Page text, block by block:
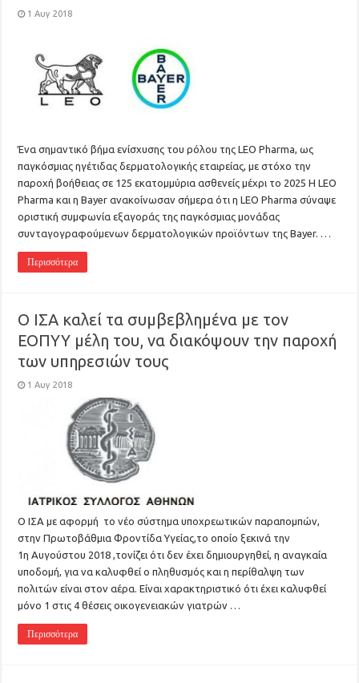
1 Αυγ 2018
Ένα σημαντικό βήμα ενίσχυσης του ρόλου της LEO Pharma, ως
παγκόσμιας ηγέτιδας δερματολογικής εταιρείας, με στόχο την
παροχή βοήθειας σε 125 εκατομμύρια ασθενείς μέχρι το 2025 Η LEO
Pharma και η Bayer ανακοίνωσαν σήμερα ότι η LEO Pharma σύναψε
οριστική συμφωνία εξαγοράς της παγκόσμιας μονάδας
συνταγογραφούμενων δερματολογικών προϊόντων της Bayer. …
Περισσότερα
Ο ΙΣΑ καλεί τα συμβεβλημένα με τον
ΕΟΠΥΥ μέλη του, να διακόψουν την παροχή
των υπηρεσιών τους
1 Αυγ 2018
Ο ΙΣΑ με αφορμή το νέο σύστημα υποχρεωτικών παραπομπών,
στην Πρωτοβάθμια Φροντίδα Υγείας,το οποίο ξεκινά την
1η Αυγούστου 2018 ,τονίζει ότι δεν έχει δημιουργηθεί, η αναγκαία
υποδομή, για να καλυφθεί ο πληθυσμός και η περίθαλψη των
πολιτών είναι στον αέρα. Είναι χαρακτηριστικό ότι έχει καλυφθεί
μόνο 1 στις 4 θέσεις οικογενειακών γιατρών …
Περισσότερα